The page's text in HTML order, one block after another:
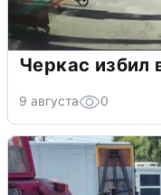
Черкас избил
9 августа 0